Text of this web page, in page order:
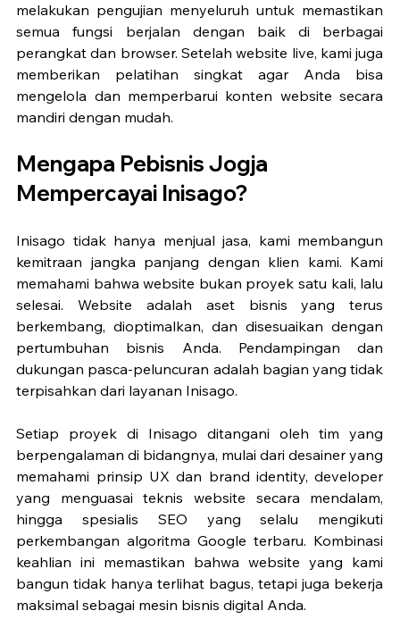
melakukan pengujian menyeluruh untuk memastikan
semua fungsi berjalan dengan baik di berbagai
perangkat dan browser. Setelah website live, kami juga
memberikan pelatihan singkat agar Anda bisa
mengelola dan memperbarui konten website secara
mandiri dengan mudah.
Mengapa Pebisnis Jogja
Mempercayai Inisago?
Inisago tidak hanya menjual jasa, kami membangun
kemitraan jangka panjang dengan klien kami. Kami
memahami bahwa website bukan proyek satu kali, lalu
selesai. Website adalah aset bisnis yang terus
berkembang, dioptimalkan, dan disesuaikan dengan
pertumbuhan bisnis Anda. Pendampingan dan
dukungan pasca-peluncuran adalah bagian yang tidak
terpisahkan dari layanan Inisago.
Setiap proyek di Inisago ditangani oleh tim yang
berpengalaman di bidangnya, mulai dari desainer yang
memahami prinsip UX dan brand identity, developer
yang menguasai teknis website secara mendalam,
hingga spesialis SEO yang selalu mengikuti
perkembangan algoritma Google terbaru. Kombinasi
keahlian ini memastikan bahwa website yang kami
bangun tidak hanya terlihat bagus, tetapi juga bekerja
maksimal sebagai mesin bisnis digital Anda.